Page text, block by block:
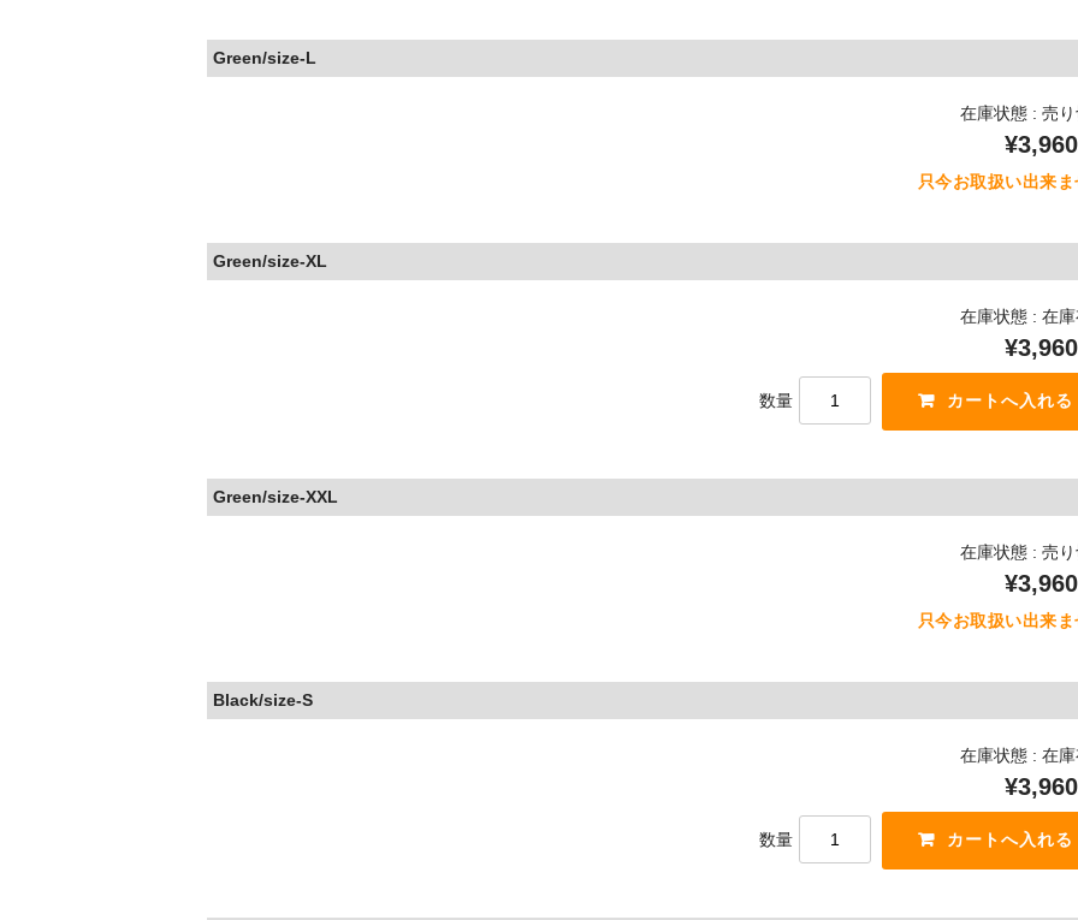
Green/size-L
在庫状態 : 売
¥3,960
只今お取扱い出来
Green/size-XL
在庫状態 : 在庫
¥3,960
数量
Green/size-XXL
在庫状態 : 売
¥3,960
只今お取扱い出来
Black/size-S
在庫状態 : 在庫
¥3,960
数量